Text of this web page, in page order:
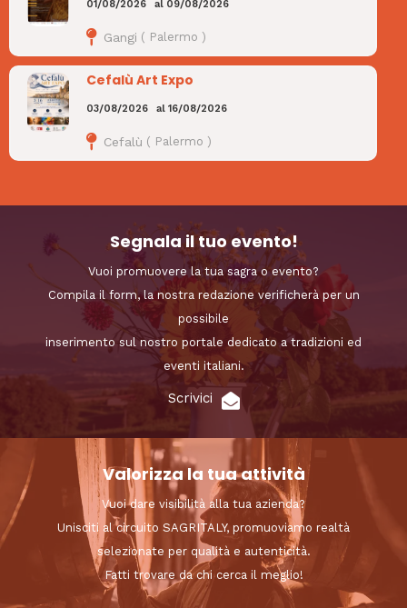
01/08/2026 al 09/08/2026
Gangi ( Palermo )
Cefalù Art Expo
03/08/2026 al16/08/2026
Cefalù ( Palermo )
Segnala il tuo evento!
Vuoi promuovere la tua sagra o evento?
Compila il form, la nostra redazione verificherà per un
possibile
inserimento sul nostro portale dedicato a tradizioni ed
eventi italiani.
Scrivici
Valorizza la tua attività
Vuoi dare visibilità alla tua azienda?
Unisciti al circuito SAGRITALY, promuoviamo realtà
selezionate per qualità e autenticità.
Fatti trovare da chi cerca il meglio!